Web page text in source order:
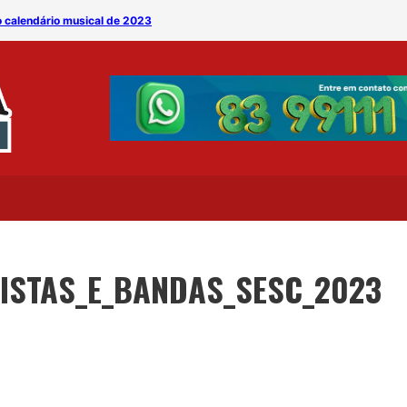
musical de 2023 Sesc inscreve artistas e